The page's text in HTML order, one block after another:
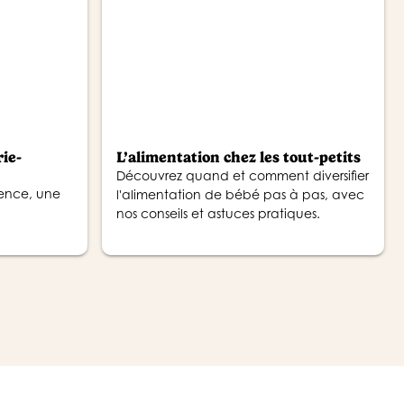
une
L’alimentation chez les tout-petits
Découvrez quand et comment diversifier
l'alimentation de bébé pas à pas, avec
nos conseils et astuces pratiques.